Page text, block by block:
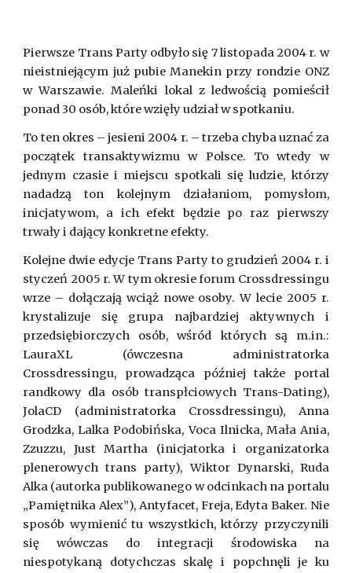
Pierwsze Trans Party odbyło się 7 listopada 2004 r. w
nieistniejącym już pubie Manekin przy rondzie ONZ
w Warszawie. Maleńki lokal z ledwością pomieścił
ponad 30 osób, które wzięły udział w spotkaniu.
To ten okres – jesieni 2004 r. – trzeba chyba uznać za
początek transaktywizmu w Polsce. To wtedy w
jednym czasie i miejscu spotkali się ludzie, którzy
nadadzą ton kolejnym działaniom, pomysłom,
inicjatywom, a ich efekt będzie po raz pierwszy
trwały i dający konkretne efekty.
Kolejne dwie edycje Trans Party to grudzień 2004 r. i
styczeń 2005 r. W tym okresie forum Crossdressingu
wrze – dołączają wciąż nowe osoby. W lecie 2005 r.
krystalizuje się grupa najbardziej aktywnych i
przedsiębiorczych osób, wśród których są m.in.:
LauraXL (ówczesna administratorka
Crossdressingu, prowadząca później także portal
randkowy dla osób transpłciowych Trans-Dating),
JolaCD (administratorka Crossdressingu), Anna
Grodzka, Lalka Podobińska, Voca Ilnicka, Mała Ania,
Zzuzzu, Just Martha (inicjatorka i organizatorka
plenerowych trans party), Wiktor Dynarski, Ruda
Alka (autorka publikowanego w odcinkach na portalu
„Pamiętnika Alex”), Antyfacet, Freja, Edyta Baker. Nie
sposób wymienić tu wszystkich, którzy przyczynili
się wówczas do integracji środowiska na
niespotykaną dotychczas skalę i popchnęli je ku